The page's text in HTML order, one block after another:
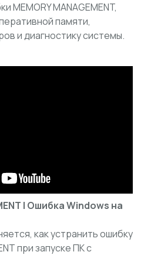
MEMORY MANAGEMENT,
памяти,
и диагностику системы.
| Ошибка Windows на
как устранить ошибку
при запуске ПК с